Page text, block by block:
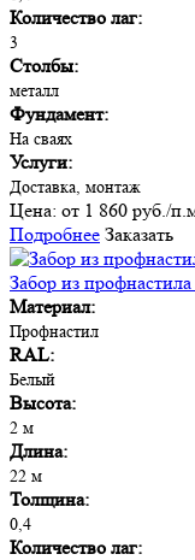
Количество лаг:
3
Столбы:
металл
Фундамент:
На сваях
Услуги:
Доставка, монтаж
Цена: от 1 860 руб./
Подробнее Заказать
Забор из
Материал:
Профнастил
RAL:
Белый
Высота:
2 м
Длина:
22 м
Толщина:
0,4
Количество лаг: